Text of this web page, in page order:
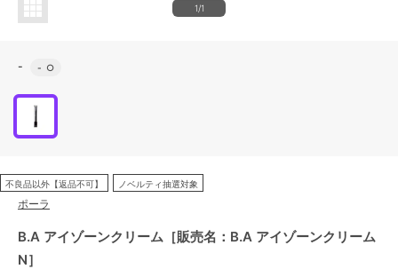
1/1
- - ○
不良品以外【返品不可】 ノベルティ抽選対象
ポーラ
B.A アイゾーンクリーム［販売名：B.A アイゾーンクリーム
N］